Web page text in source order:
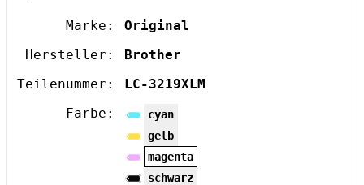
Marke:
Original
Hersteller:
Brother
Teilenummer:
LC-3219XLM
Farbe:
cyan
gelb
magenta
schwarz